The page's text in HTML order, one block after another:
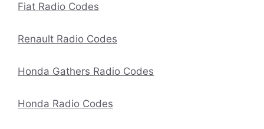
Fiat Radio Codes
Renault Radio Codes
Honda Gathers Radio Codes
Honda Radio Codes